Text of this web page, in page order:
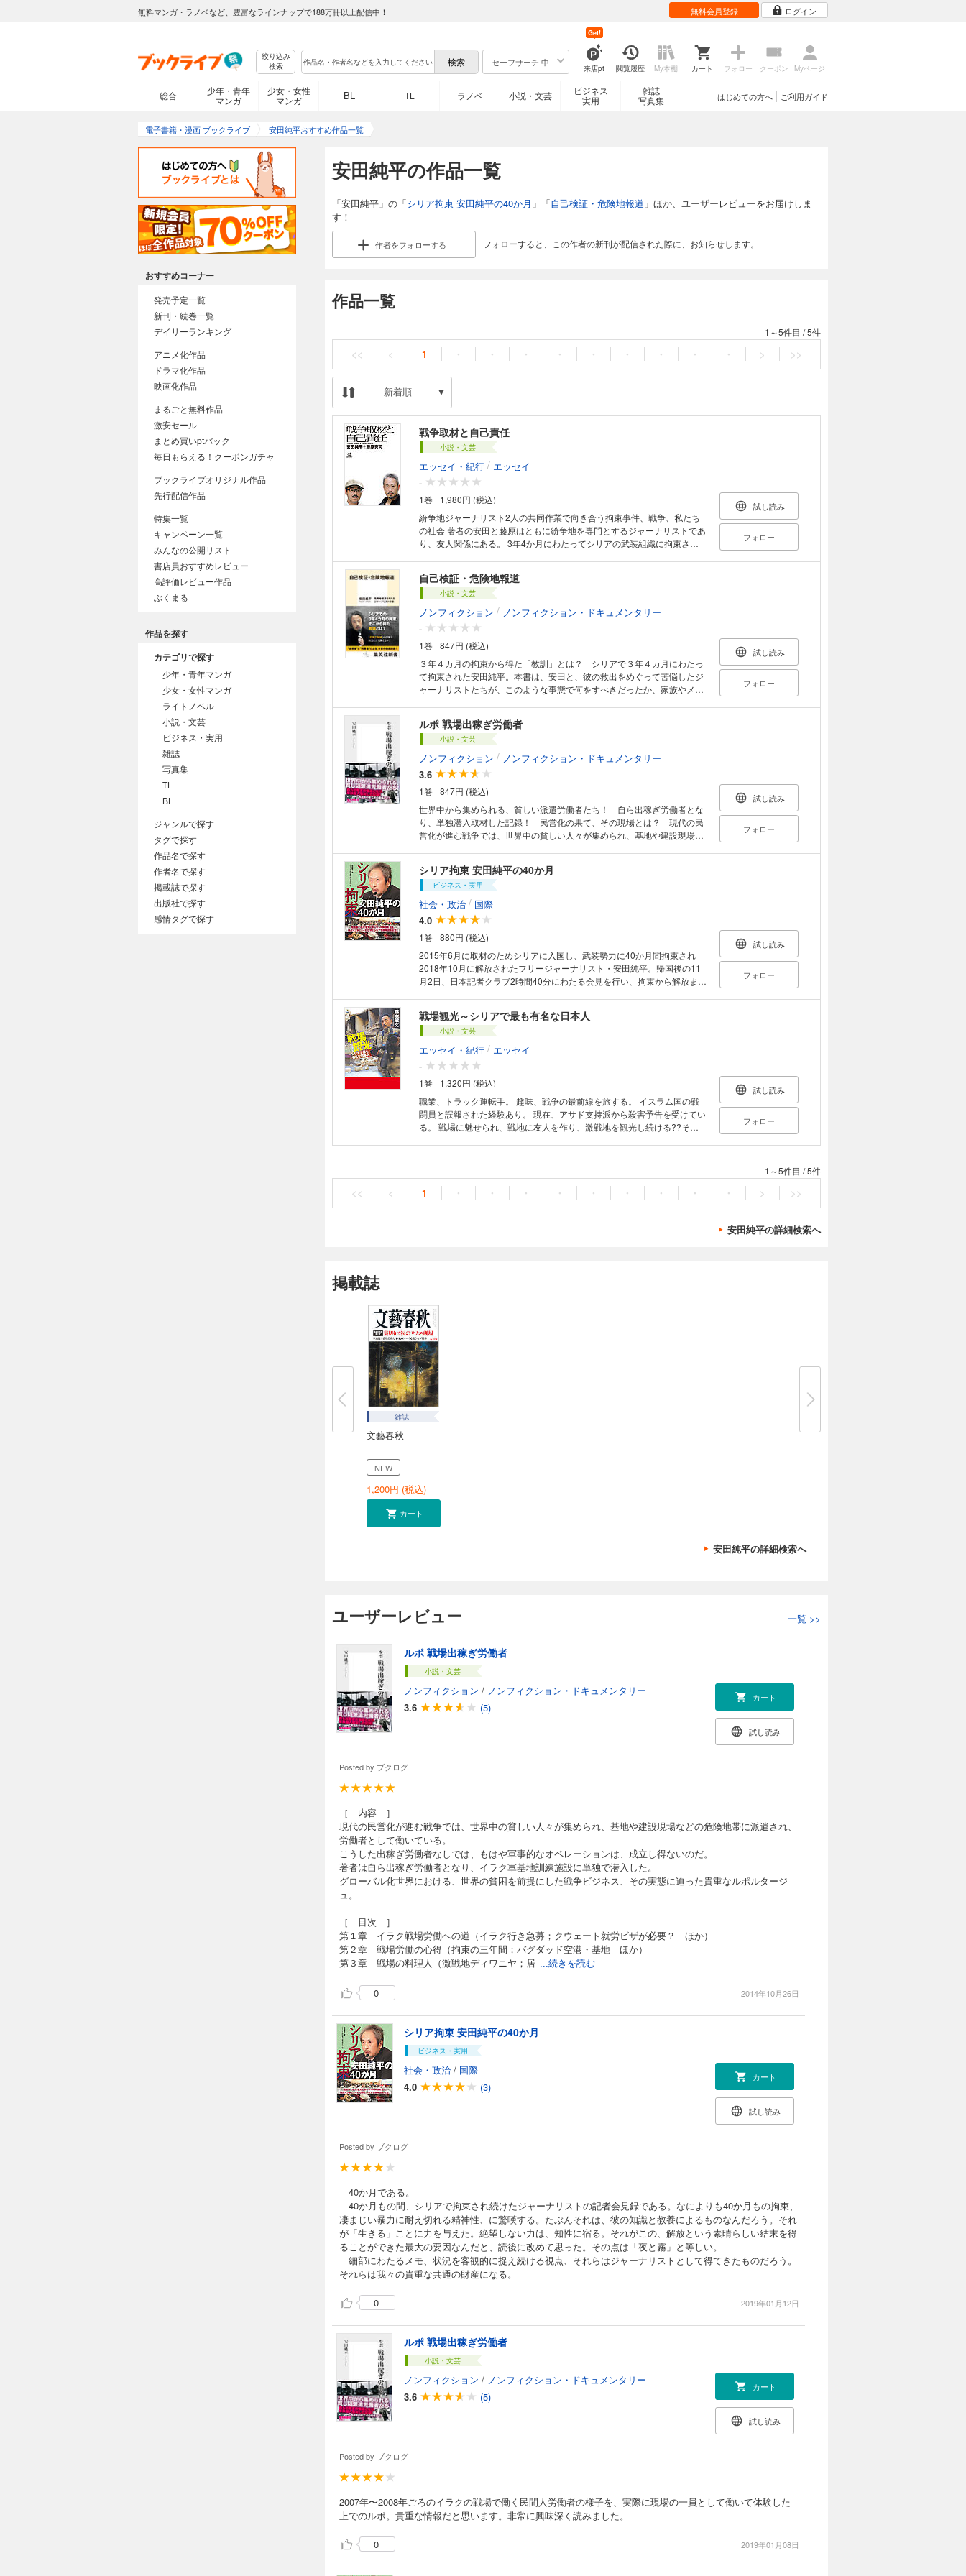
無料マンガ・ラノベなど、豊富なラインナップで188万冊以上配信中！ 無料会員登録 ログイン
絞り込み
検索
セーフサーチ 中
来店pt
Get!
閲覧履歴 My本棚 カート フォロー クーポン Myページ
総合
少年・青年
マンガ
少女・女性
マンガ
BL TL ラノベ 小説・文芸
ビジネス
実用
雑誌
写真集
ご利用ガイド
はじめての方へ
電子書籍・漫画 ブックライブ 安田純平おすすめ作品一覧
安田純平の作品一覧
「安田純平」の「シリア拘束 安田純平の40か月 」「自己検証・危険地報道 」ほか、ユーザーレビューをお届けしま
す！
作者をフォローする フォローすると、この作者の新刊が配信された際に、お知らせします。
作品一覧
1～5件目 /5件
<< < 1 ・ ・ ・ ・ ・ ・ ・ ・ ・ > >>
新着順
戦争取材と自己責任
小説・文芸
エッセイ・紀行 / エッセイ
-
1巻
1,980円 (税込)
紛争地ジャーナリスト2人の共同作業で向き合う拘束事件、戦争、私たち
の社会 著者の安田と藤原はともに紛争地を専門とするジャーナリストであ
り、友人関係にある。 3年4か月にわたってシリアの武装組織に拘束され
方の藤原は、安田の安否を気遣い、トルコにも足を運び、情報収集に奔走
した。 本書のための語り下ろし（対談）と書き下ろしで構成。 【目次】
はじめに 不寛容な社会で 第一章 解放までの三年四か月 第二章
紛争地のリアル 第三章 現在につながったできごと 第四章 生業と
しての紛争地ジャーナリスト 第五章 「自己責任論」と向き合う 第六
章 デマ拡散時代の戦争取材 おわりに 「身代金」報道にこだわる理由
【著者】 安田純平 ジャーナリスト。1974年、埼玉県に生まれる。一橋大
学社会学部を卒業後、信濃毎日新聞に入社し新聞記者となる。2003年より
フリーランスのジャーナリストに。記者時代の2002年から、アフガニスタ
ンやイラク、シリアなどの紛争地を中心に取材を続けている。2015年6
月、取材のためにトルコからシリアへの国境を越えたところで武装組織に
拘束され、3年4か月のあいだ監禁される（2018年10月解放）。著書に
『囚われのイラク』（現代人文社）、共著に『自己検証・危険地報道』
所属）。1967年、大阪府に生まれる。1998年からパレスチナ問題を追っ
ている。ほかに、シリア、イラク、ウクライナ、アフガニスタンなどの紛
争地や、国内では在日コリアン、東日本大震災、原発問題などの取材を続
任』（安田純平との共著、dZERO）がある。
試し読み
フォロー
自己検証・危険地報道
小説・文芸
ノンフィクション / ノンフィクション・ドキュメンタリー
-
1巻
847円 (税込)
３年４カ月の拘束から得た「教訓」とは？ シリアで３年４カ月にわたっ
て拘束された安田純平。本書は、安田と、彼の救出をめぐって苦悩したジ
ャーナリストたちが、このような事態で何をすべきだったか、家族やメデ
について「本音で」討議した自己検証本である。安田本人による、2002年
のアフガニスタンから15年のシリアに至る取材活動の「総括」も収録。◆
危険地の現場を取材することの意義は本書でも多くの執筆者が触れてお
り、言を俟ちません。具体的に実行するにあたって、今回の私や家族が経
験したものが役に立ち、危険地においてよい仕事をする人が増えていって
くれたらありがたいです。――安田純平（本文より）
試し読み
フォロー
ルポ 戦場出稼ぎ労働者
小説・文芸
ノンフィクション / ノンフィクション・ドキュメンタリー
3.6
1巻
847円 (税込)
世界中から集められる、貧しい派遣労働者たち！ 自ら出稼ぎ労働者とな
り、単独潜入取材した記録！ 民営化の果て、その現場とは？ 現代の民
営化が進む戦争では、世界中の貧しい人々が集められ、基地や建設現場な
は自ら出稼ぎ労働者となり、イラク軍基地訓練施設に単独で潜入した。グ
ローバル化世界における、世界の貧困を前提にした戦争ビジネス、その実
態に迫った貴重なルポルタージュ。 【目次】はじめに/第一章 イラク戦
場労働への道/第二章 戦場労働の心得/第三章 戦場の料理人/第四章 戦
火の中で/第五章 戦場で働くということ/おわりに
試し読み
フォロー
シリア拘束 安田純平の40か月
ビジネス・実用
社会・政治 / 国際
4.0
1巻
880円 (税込)
2015年6月に取材のためシリアに入国し、武装勢力に40か月間拘束され
2018年10月に解放されたフリージャーナリスト・安田純平。帰国後の11
月2日、日本記者クラブ2時間40分にわたる会見を行い、拘束から解放まで
やすく説明。巻末の独占インタビューでは、会見後に沸き起こった疑問点
にも答える。
試し読み
フォロー
戦場観光～シリアで最も有名な日本人
小説・文芸
エッセイ・紀行 / エッセイ
-
1巻
1,320円 (税込)
職業、トラック運転手。 趣味、戦争の最前線を旅する。 イスラム国の戦
闘員と誤報された経験あり。 現在、アサド支持派から殺害予告を受けてい
る。 戦場に魅せられ、戦地に友人を作り、激戦地を観光し続ける??その
モを見たい！ そう考えた俺は、反政府運動の聖地ホムスに出かけたが、
大規模デモを見物している最中に銃撃されてしまう。その反動なのか、民
純平（ジャーナリスト）
試し読み
フォロー
1～5件目 /5件
<< < 1 ・ ・ ・ ・ ・ ・ ・ ・ ・ > >>
安田純平の詳細検索へ
掲載誌
雑誌
文藝春秋
NEW
1,200円 (税込)
カート
安田純平の詳細検索へ
ユーザーレビュー 一覧 >>
ルポ 戦場出稼ぎ労働者
小説・文芸
ノンフィクション / ノンフィクション・ドキュメンタリー
3.6
(5)
カート
試し読み
Posted by ブクログ
［ 内容 ］
現代の民営化が進む戦争では、世界中の貧しい人々が集められ、基地や建設現場などの危険地帯に派遣され、
労働者として働いている。
こうした出稼ぎ労働者なしでは、もはや軍事的なオペレーションは、成立し得ないのだ。
著者は自ら出稼ぎ労働者となり、イラク軍基地訓練施設に単独で潜入した。
グローバル化世界における、世界の貧困を前提にした戦争ビジネス、その実態に迫った貴重なルポルタージ
ュ。
［ 目次 ］
第１章 イラク戦場労働への道（イラク行き急募；クウェート就労ビザが必要？ ほか）
第２章 戦場労働の心得（拘束の三年間；バグダッド空港・基地 ほか）
第３章 戦場の料理人（激戦地ディワニヤ；居
...続きを読む
0 2014年10月26日
シリア拘束 安田純平の40か月
ビジネス・実用
社会・政治 / 国際
4.0
(3)
カート
試し読み
Posted by ブクログ
40か月である。
40か月もの間、シリアで拘束され続けたジャーナリストの記者会見録である。なによりも40か月もの拘束、
凄まじい暴力に耐え切れる精神性、に驚嘆する。たぶんそれは、彼の知識と教養によるものなんだろう。それ
が「生きる」ことに力を与えた。絶望しない力は、知性に宿る。それがこの、解放という素晴らしい結末を得
ることができた最大の要因なんだと、読後に改めて思った。その点は「夜と霧」と等しい。
細部にわたるメモ、状況を客観的に捉え続ける視点、それらはジャーナリストとして得てきたものだろう。
それらは我々の貴重な共通の財産になる。
0 2019年01月12日
ルポ 戦場出稼ぎ労働者
小説・文芸
ノンフィクション / ノンフィクション・ドキュメンタリー
3.6
(5)
カート
試し読み
Posted by ブクログ
2007年〜2008年ごろのイラクの戦場で働く民間人労働者の様子を、実際に現場の一員として働いて体験した
上でのルポ。貴重な情報だと思います。非常に興味深く読みました。
0 2019年01月08日
おすすめコーナー
発売予定一覧
新刊・続巻一覧
デイリーランキング
アニメ化作品
ドラマ化作品
映画化作品
まるごと無料作品
激安セール
まとめ買いptバック
毎日もらえる！クーポンガチャ
ブックライブオリジナル作品
先行配信作品
特集一覧
キャンペーン一覧
みんなの公開リスト
書店員おすすめレビュー
高評価レビュー作品
ぶくまる
作品を探す
カテゴリで探す
少年・青年マンガ
少女・女性マンガ
ライトノベル
小説・文芸
ビジネス・実用
雑誌
写真集
TL
BL
ジャンルで探す
タグで探す
作品名で探す
作者名で探す
掲載誌で探す
出版社で探す
感情タグで探す